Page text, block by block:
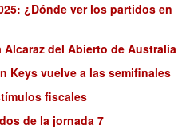
¿Dónde ver los partidos en
del Abierto de Australia
Keys vuelve a las semifinales
fiscales
de la jornada 7